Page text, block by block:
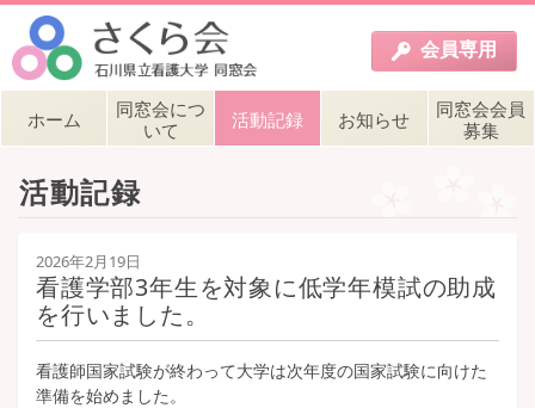
会員専用
ホーム
同窓会につ
いて
活動記録 お知らせ
同窓会会員
募集
活動記録
2026年2月19日
看護学部3年生を対象に低学年模試の助成
を行いました。
看護師国家試験が終わって大学は次年度の国家試験に向けた
準備を始めました。